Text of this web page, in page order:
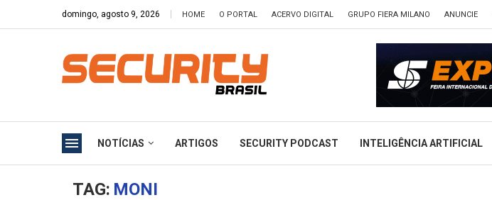
domingo, agosto 9, 2026 HOME O PORTAL ACERVO DIGITAL GRUPO FIERA MILANO ANUNCIE
NOTÍCIAS ARTIGOS SECURITY PODCAST INTELIGÊNCIA ARTIFICIAL
TAG: MONI